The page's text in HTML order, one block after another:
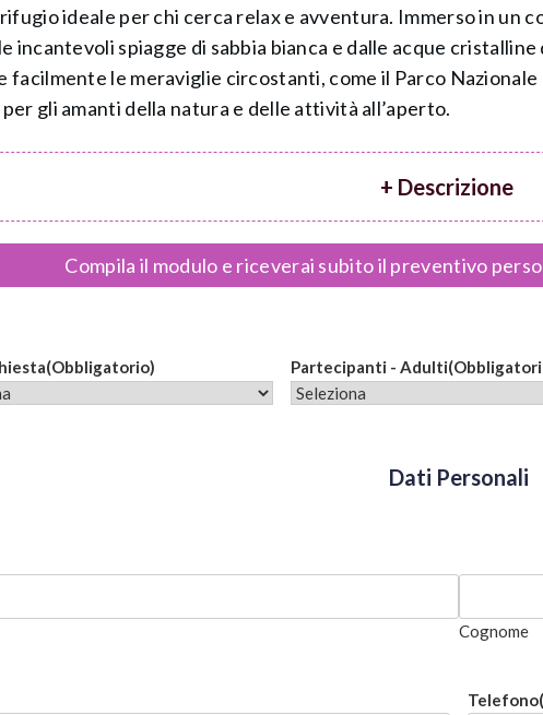
ideale per chi cerca relax e avventura. Immerso in un
incantevoli spiagge di sabbia bianca e dalle acque
facilmente le meraviglie circostanti, come il Parco
gli amanti della natura e delle attività all’aperto.
+ Descrizione
Compila il modulo e riceverai subito il preventivo
(Obbligatorio) Partecipanti - Adulti
Dati Personali
Cognome
Telefono